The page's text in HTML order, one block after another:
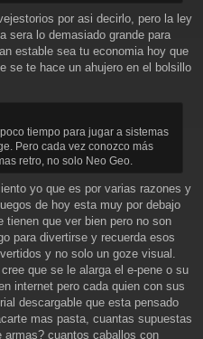
por asi decirlo, pero la ley
sera lo demasiado grande para
estable sea tu economia hoy que
se te hace un ahujero en el bolsillo
tiempo para jugar a sistemas
Pero cada vez conozco más
retro, no solo Neo Geo.
yo que es por varias razones y
de hoy esta muy por debajo
tienen que ver bien pero no son
para divertirse y recuerda esos
y no solo un goze visual.
que se le alarga el e-pene o su
internet pero cada quien con sus
descargable que esta pensado
mas pasta, cuantas supuestas
cuantos caballos con